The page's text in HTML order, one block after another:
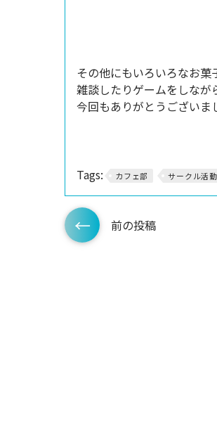
その他にもいろいろなお菓
雑談したりゲームをしな
今回もありがとうございま
Tags: カフェ部 サークル活動
前の投稿